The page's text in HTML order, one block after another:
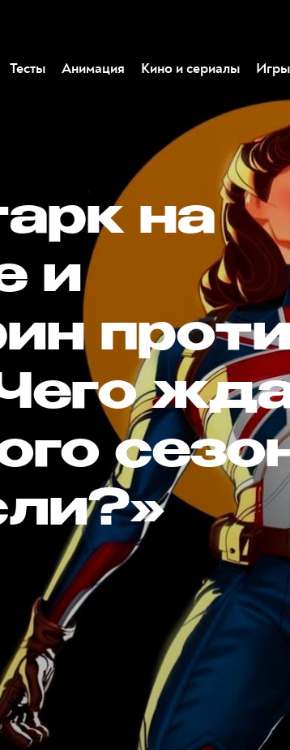
Тесты Анимация Кино и сериалы Игры
на
и